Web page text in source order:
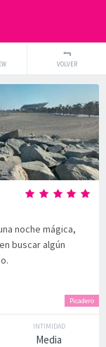
VOLVER
noche mágica,
buscar algún
Picadero
INTIMIDAD
Media